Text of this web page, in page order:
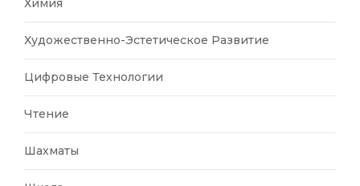
Химия
Художественно-Эстетическое Развитие
Цифровые Технологии
Чтение
Шахматы